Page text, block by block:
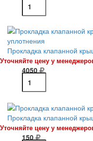
Прокладка клапанной
Уточняйте цену у
4050
Прокладка клапанной
Уточняйте цену у
150